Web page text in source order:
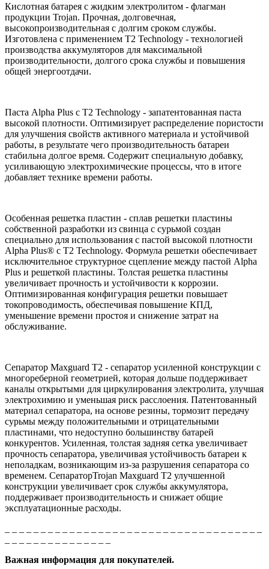
Кислотная батарея с жидким электролитом - флагман
продукции Trojan. Прочная, долговечная,
высокопроизводительная с долгим сроком службы.
Изготовлена с применением T2 Technology - технологией
производства аккумуляторов для максимальной
производительности, долгого срока службы и повышения
общей энергоотдачи.
Паста Alpha Plus с T2 Technology - запатентованная паста
высокой плотности. Оптимизирует распределение пористости
для улучшения свойств активного материала и устойчивой
работы, в результате чего производительность батареи
стабильна долгое время. Содержит специальную добавку,
усиливающую электрохимические процессы, что в итоге
добавляет технике времени работы.
Особенная решетка пластин - сплав решетки пластины
собственной разработки из свинца с сурьмой создан
специально для использования с пастой высокой плотности
Alpha Plus® с T2 Technology. Формула решетки обеспечивает
исключительное структурное сцепление между пастой Alpha
Plus и решеткой пластины. Толстая решетка пластины
увеличивает прочность и устойчивости к коррозии.
Оптимизированная конфигурация решетки повышает
токопроводимость, обеспечивая повышение КПД,
уменьшение времени простоя и снижение затрат на
обслуживание.
Сепаратор Maxguard T2 - сепаратор усиленной конструкции c
многореберной геометрией, которая дольше поддерживает
каналы открытыми для циркулирования электролита, улучшая
электрохимию и уменьшая риск расслоения. Патентованный
материал сепаратора, на основе резины, тормозит передачу
сурьмы между положительными и отрицательными
пластинами, что недоступно большинству батарей
конкурентов. Усиленная, толстая задняя сетка увеличивает
прочность сепаратора, увеличивая устойчивость батареи к
неполадкам, возникающим из-за разрушения сепаратора со
временем. СепараторTrojan Maxguard T2 улучшенной
конструкции увеличивает срок службы аккумулятора,
поддерживает производительность и снижает общие
эксплуатационные расходы.
Важная информация для покупателей.